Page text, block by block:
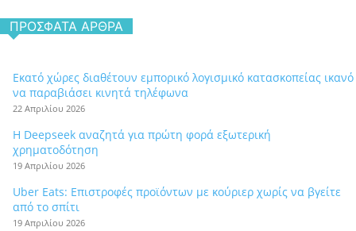
ΠΡΌΣΦΑΤΑ ΆΡΘΡΑ
Εκατό χώρες διαθέτουν εμπορικό λογισμικό κατασκοπείας ικανό
να παραβιάσει κινητά τηλέφωνα
22 Απριλίου 2026
Η Deepseek αναζητά για πρώτη φορά εξωτερική
χρηματοδότηση
19 Απριλίου 2026
Uber Eats: Επιστροφές προϊόντων με κούριερ χωρίς να βγείτε
από το σπίτι
19 Απριλίου 2026